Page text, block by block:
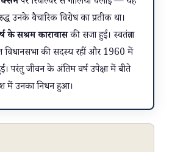
उनके वैचारिक विरोध का प्रतीक था।
के सश्रम कारावासकी सजा हुई। स्वतंत्रता
विधानसभा की सदस्य रहीं और 1960 में
परंतु जीवन के अंतिम वर्ष उपेक्षा में बीते
उनका निधन हुआ।